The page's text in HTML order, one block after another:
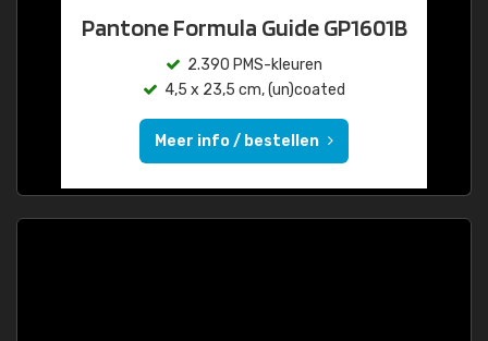
Pantone Formula Guide GP1601B
2.390 PMS-kleuren
4,5 x 23,5 cm, (un)coated
Meer info / bestellen